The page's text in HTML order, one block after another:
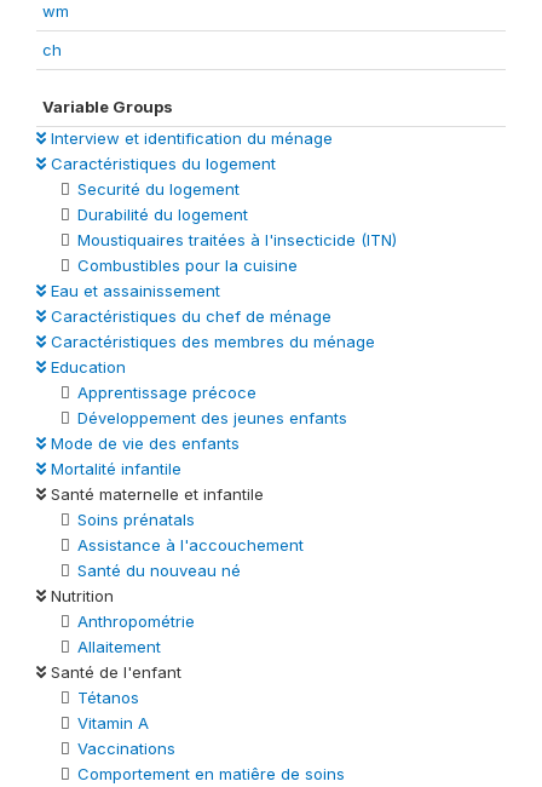
wm
ch
Variable Groups
Interview et identification du ménage
Caractéristiques du logement
Securité du logement
Durabilité du logement
Moustiquaires traitées à l'insecticide (ITN)
Combustibles pour la cuisine
Eau et assainissement
Caractéristiques du chef de ménage
Caractéristiques des membres du ménage
Education
Apprentissage précoce
Développement des jeunes enfants
Mode de vie des enfants
Mortalité infantile
Santé maternelle et infantile
Soins prénatals
Assistance à l'accouchement
Santé du nouveau né
Nutrition
Anthropométrie
Allaitement
Santé de l'enfant
Tétanos
Vitamin A
Vaccinations
Comportement en matiêre de soins